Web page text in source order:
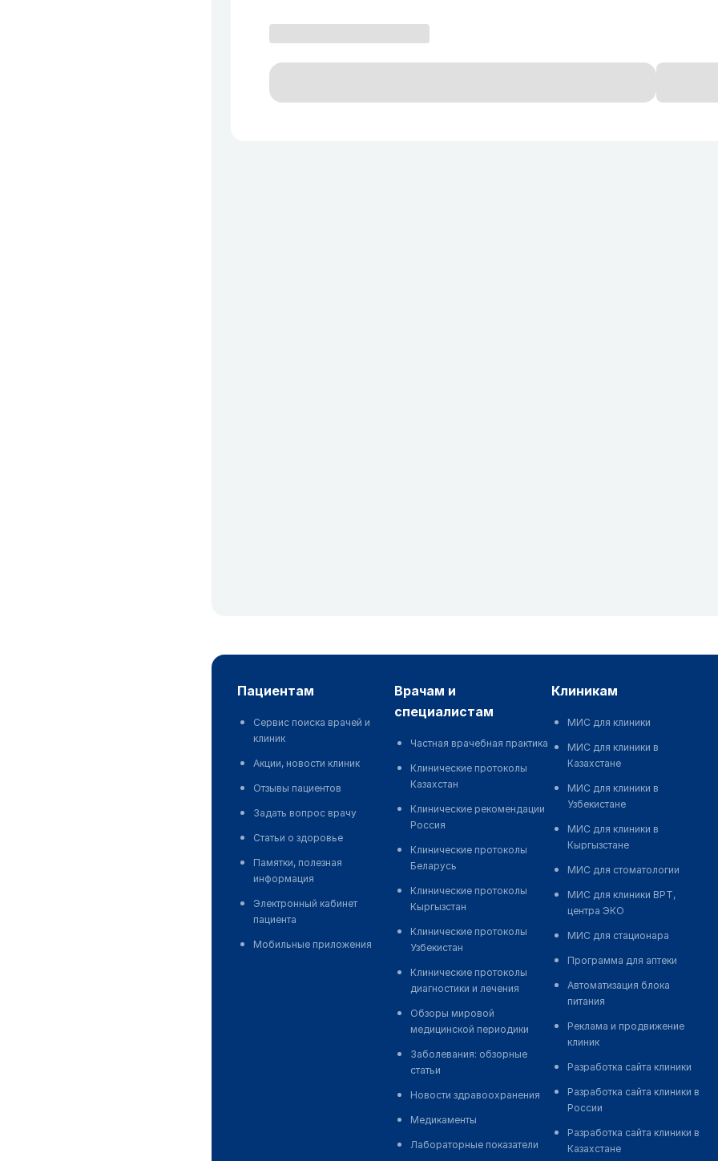
пациентам
Сервис поиска врачей и
клиник
Акции, новости клиник
Отзывы пациентов
Задать вопрос врачу
Статьи о здоровье
Памятки, полезная
информация
Электронный кабинет
пациента
Мобильные приложения
врачам и
специалистам
Частная врачебная практика
Клинические протоколы
Казахстан
Клинические рекомендации
Россия
Клинические протоколы
Беларусь
Клинические протоколы
Кыргызстан
Клинические протоколы
Узбекистан
Клинические протоколы
диагностики и лечения
Обзоры мировой
медицинской периодики
Заболевания: обзорные
статьи
Новости здравоохранения
Медикаменты
Лабораторные показатели
клиникам
МИС для клиники
МИС для клиники в
Казахстане
МИС для клиники в
Узбекистане
МИС для клиники в
Кыргызстане
МИС для стоматологии
МИС для клиники ВРТ,
центра ЭКО
МИС для стационара
Программа для аптеки
Автоматизация блока
питания
Реклама и продвижение
клиник
Разработка сайта клиники
Разработка сайта клиники в
России
Разработка сайта клиники в
Казахстане